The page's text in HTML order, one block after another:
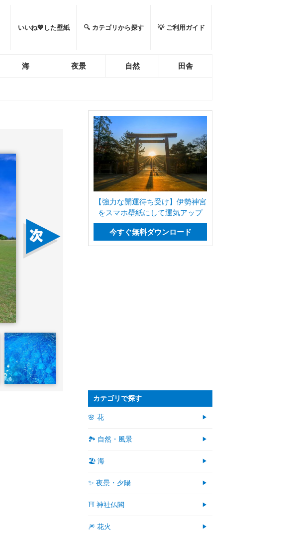
いいね💖した壁紙 🔍 カテゴリから探す 💡 ご利用ガイド
海 夜景 自然 田舎
【強力な開運待ち受け】伊勢神宮
をスマホ壁紙にして運気アップ
今すぐ無料ダウンロード
カテゴリで探す
🌸 花
🏞️ 自然・風景
🏖 海
✨ 夜景・夕陽
⛩ 神社仏閣
🎆 花火